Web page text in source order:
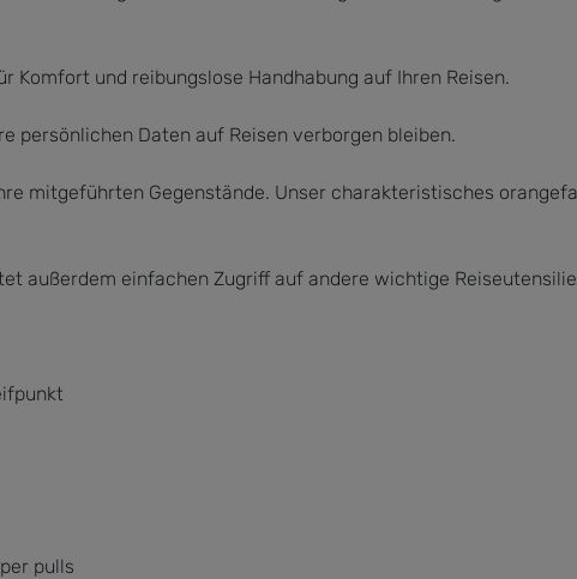
und reibungslose Handhabung auf Ihren Reisen.
persönlichen Daten auf Reisen verborgen bleiben.
mitgeführten Gegenstände. Unser charakteristisches
außerdem einfachen Zugriff auf andere wichtige
pulls